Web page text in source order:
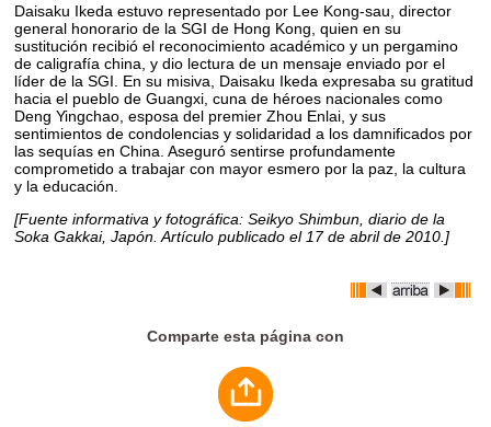
Daisaku Ikeda estuvo representado por Lee Kong-sau, director
general honorario de la SGI de Hong Kong, quien en su
sustitución recibió el reconocimiento académico y un pergamino
de caligrafía china, y dio lectura de un mensaje enviado por el
líder de la SGI. En su misiva, Daisaku Ikeda expresaba su gratitud
hacia el pueblo de Guangxi, cuna de héroes nacionales como
Deng Yingchao, esposa del premier Zhou Enlai, y sus
sentimientos de condolencias y solidaridad a los damnificados por
las sequías en China. Aseguró sentirse profundamente
comprometido a trabajar con mayor esmero por la paz, la cultura
y la educación.
[Fuente informativa y fotográfica: Seikyo Shimbun, diario de la
Soka Gakkai, Japón. Artículo publicado el 17 de abril de 2010.]
Comparte esta página con